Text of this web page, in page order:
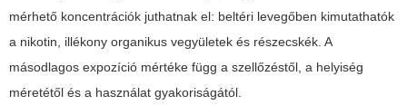
mérhető koncentrációk juthatnak el: beltéri levegőben kimutathatók
a nikotin, illékony organikus vegyületek és részecskék. A
másodlagos expozíció mértéke függ a szellőzéstől, a helyiség
méretétől és a használat gyakoriságától.